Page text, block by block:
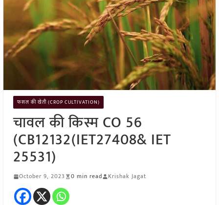
फसल की खेती (CROP CULTIVATION)
चावल की किस्म CO 56
(CB12132(IET27408& IET
25531)
October 9, 2023 0 min read Krishak Jagat